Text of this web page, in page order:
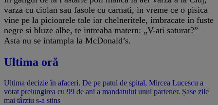
varza cu ciolan sau fasole cu carnati, in vreme ce o pisica
vine pe la picioarele tale iar chelneritele, imbracate in fuste
negre si bluze albe, te intreaba matern: „V-ati saturat?”
Asta nu se intampla la McDonald’s.
Ultima oră
Ultima decizie în afaceri. De pe patul de spital, Mircea Lucescu a
votat prelungirea cu 99 de ani a mandatului unui partener. Șase zile
mai târziu s-a stins